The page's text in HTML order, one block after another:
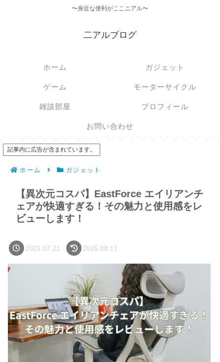
〜身近な便利がここニアル〜
二アルブログ
ホーム ガジェット
ゲーム モーターサイクル
雑談部屋 プロフィール
お問い合わせ
記事内に広告が含まれています。
ホーム ガジェット
【異次元コスパ】EastForce エイリアンチ
ェアが快適すぎる！その魅力と使用感をレ
ビューします！
2025.07.21 2025.08.17